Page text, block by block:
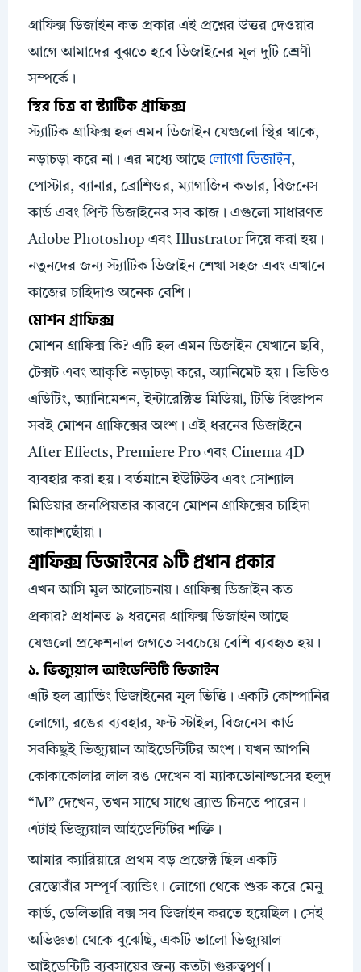
গ্রাফিক্স ডিজাইন কত প্রকার এই প্রশ্নের উত্তর দেওয়ার
আগে আমাদের বুঝতে হবে ডিজাইনের মূল দুটি শ্রেণী
সম্পর্কে।
স্থির চিত্র বা স্ট্যাটিক গ্রাফিক্স
স্ট্যাটিক গ্রাফিক্স হল এমন ডিজাইন যেগুলো স্থির থাকে,
নড়াচড়া করে না। এর মধ্যে আছেলোগো ডিজাইন,
পোস্টার, ব্যানার, ব্রোশিওর, ম্যাগাজিন কভার, বিজনেস
কার্ড এবং প্রিন্ট ডিজাইনের সব কাজ। এগুলো সাধারণত
Adobe Photoshop এবং Illustrator দিয়ে করা হয়।
নতুনদের জন্য স্ট্যাটিক ডিজাইন শেখা সহজ এবং এখানে
কাজের চাহিদাও অনেক বেশি।
মোশন গ্রাফিক্স
মোশন গ্রাফিক্স কি? এটি হল এমন ডিজাইন যেখানে ছবি,
টেক্সট এবং আকৃতি নড়াচড়া করে, অ্যানিমেট হয়। ভিডিও
এডিটিং, অ্যানিমেশন, ইন্টারেক্টিভ মিডিয়া, টিভি বিজ্ঞাপন
সবই মোশন গ্রাফিক্সের অংশ। এই ধরনের ডিজাইনে
After Effects, Premiere Pro এবং Cinema 4D
ব্যবহার করা হয়। বর্তমানে ইউটিউব এবং সোশ্যাল
মিডিয়ার জনপ্রিয়তার কারণে মোশন গ্রাফিক্সের চাহিদা
আকাশছোঁয়া।
গ্রাফিক্স ডিজাইনের ৯টি প্রধান প্রকার
এখন আসি মূল আলোচনায়। গ্রাফিক্স ডিজাইন কত
প্রকার? প্রধানত ৯ ধরনের গ্রাফিক্স ডিজাইন আছে
যেগুলো প্রফেশনাল জগতে সবচেয়ে বেশি ব্যবহৃত হয়।
১. ভিজ্যুয়াল আইডেন্টিটি ডিজাইন
এটি হল ব্র্যান্ডিং ডিজাইনের মূল ভিত্তি। একটি কোম্পানির
লোগো, রঙের ব্যবহার, ফন্ট স্টাইল, বিজনেস কার্ড
সবকিছুই ভিজ্যুয়াল আইডেন্টিটির অংশ। যখন আপনি
কোকাকোলার লাল রঙ দেখেন বা ম্যাকডোনাল্ডসের হলুদ
“M” দেখেন, তখন সাথে সাথে ব্র্যান্ড চিনতে পারেন।
এটাই ভিজ্যুয়াল আইডেন্টিটির শক্তি।
আমার ক্যারিয়ারে প্রথম বড় প্রজেক্ট ছিল একটি
রেস্তোরাঁর সম্পূর্ণ ব্র্যান্ডিং। লোগো থেকে শুরু করে মেনু
কার্ড, ডেলিভারি বক্স সব ডিজাইন করতে হয়েছিল। সেই
অভিজ্ঞতা থেকে বুঝেছি, একটি ভালো ভিজ্যুয়াল
আইডেন্টিটি ব্যবসায়ের জন্য কতটা গুরুত্বপূর্ণ।